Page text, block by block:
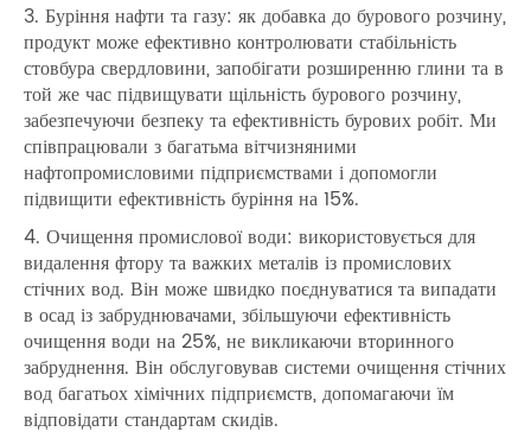
3. Буріння нафти та газу: як добавка до бурового розчину,
продукт може ефективно контролювати стабільність
стовбура свердловини, запобігати розширенню глини та в
той же час підвищувати щільність бурового розчину,
забезпечуючи безпеку та ефективність бурових робіт. Ми
співпрацювали з багатьма вітчизняними
нафтопромисловими підприємствами і допомогли
підвищити ефективність буріння на 15%.
4. Очищення промислової води: використовується для
видалення фтору та важких металів із промислових
стічних вод. Він може швидко поєднуватися та випадати
в осад із забруднювачами, збільшуючи ефективність
очищення води на 25%, не викликаючи вторинного
забруднення. Він обслуговував системи очищення стічних
вод багатьох хімічних підприємств, допомагаючи їм
відповідати стандартам скидів.